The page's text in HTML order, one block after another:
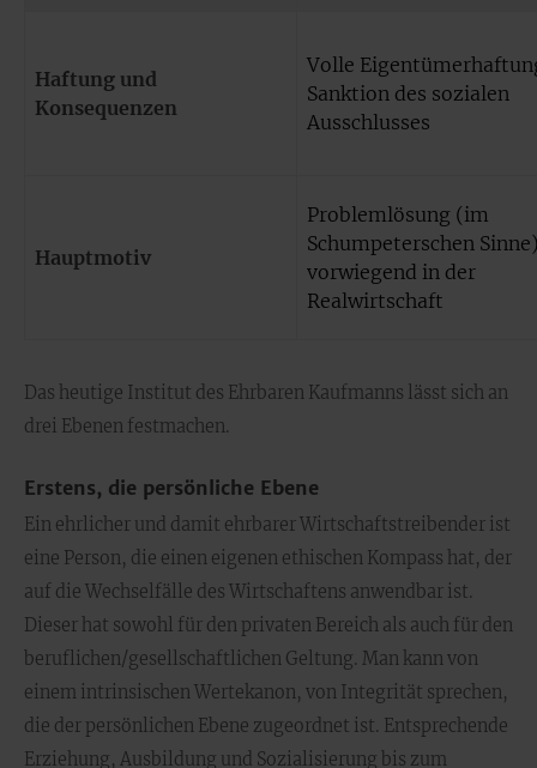
Haftung und
Konsequenzen
Volle
Sanktion des sozialen
Ausschlusses
Hauptmotiv
Problemlösung (im
Schumpeterschen
vorwiegend in der
Realwirtschaft
Das heutige Institut des Ehrbaren Kaufmanns lässt sich an
drei Ebenen festmachen.
Erstens, die persönliche Ebene
Ein ehrlicher und damit ehrbarer Wirtschaftstreibender ist
eine Person, die einen eigenen ethischen Kompass hat, der
auf die Wechselfälle des Wirtschaftens anwendbar ist.
Dieser hat sowohl für den privaten Bereich als auch für den
beruflichen/gesellschaftlichen Geltung. Man kann von
einem intrinsischen Wertekanon, von Integrität sprechen,
die der persönlichen Ebene zugeordnet ist. Entsprechende
Erziehung, Ausbildung und Sozialisierung bis zum